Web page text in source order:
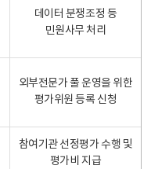
데이터 분쟁조정 등
민원사무 처리
외부전문가 풀 운영을 위한
평가위원 등록 신청
참여기관 선정평가 수행 및
평가비 지급